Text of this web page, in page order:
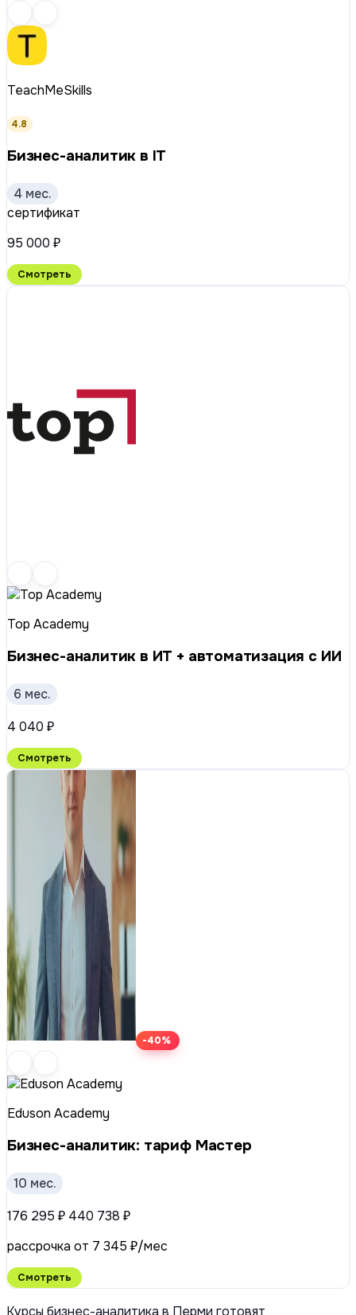
TeachMeSkills
4.8
Бизнес-аналитик в IT
4 мес.
сертификат
95 000 ₽
Смотреть
Top Academy
Бизнес-аналитик в ИТ + автоматизация с ИИ
6 мес.
4 040 ₽
Смотреть
-40%
Eduson Academy
Бизнес-аналитик: тариф Мастер
10 мес.
176 295 ₽ 440 738 ₽
рассрочка от 7 345 ₽/мес
Смотреть
Курсы бизнес-аналитика в Перми готовят